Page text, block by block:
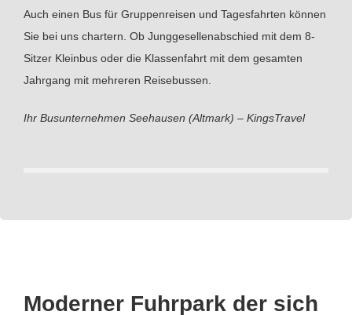
Auch einen Bus für Gruppenreisen und Tagesfahrten können
Sie bei uns chartern. Ob Junggesellenabschied mit dem 8-
Sitzer Kleinbus oder die Klassenfahrt mit dem gesamten
Jahrgang mit mehreren Reisebussen.
Ihr Busunternehmen Seehausen (Altmark) – KingsTravel
Moderner Fuhrpark der sich